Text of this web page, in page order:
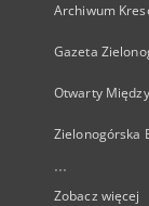
Archiwum
Gazeta
Otwarty
Zielonogórska
...
Zobacz więcej